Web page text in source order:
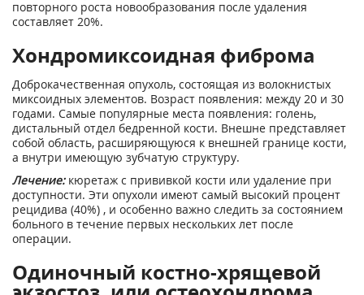
повторного роста новообразования после удаления
составляет 20%.
Хондромиксоидная фиброма
Доброкачественная опухоль, состоящая из волокнистых
миксоидных элементов. Возраст появления: между 20 и 30
годами. Самые популярные места появления: голень,
дистальный отдел бедренной кости. Внешне представляет
собой область, расширяющуюся к внешней границе кости,
а внутри имеющую зубчатую структуру.
Лечение:кюретаж с прививкой кости или удаление при
доступности. Эти опухоли имеют самый высокий процент
рецидива (40%) , и особенно важно следить за состоянием
больного в течение первых нескольких лет после
операции.
Одиночный костно-хрящевой